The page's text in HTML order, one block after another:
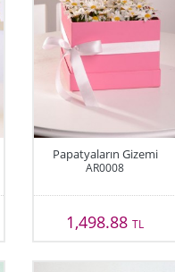
Papatyaların Gizemi
AR0008
1,498.88TL